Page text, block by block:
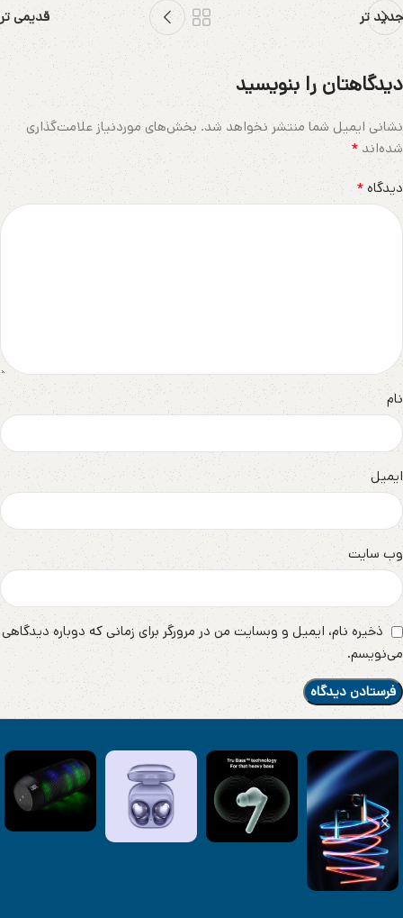
جدید تر قدیمی تر
دیدگاهتان را بنویسید
نشانی ایمیل شما منتشر نخواهد شد. بخش‌های موردنیاز علامت‌گذاری
شده‌اند*
دیدگاه*
نام
ایمیل
وب‌ سایت
ذخیره نام، ایمیل و وبسایت من در مرورگر برای زمانی که دوباره دیدگاهی
می‌نویسم.